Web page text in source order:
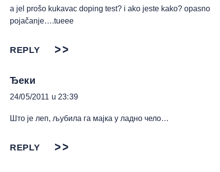
a jel prošo kukavac doping test? i ako jeste kako? opasno
pojačanje….tueee
REPLY
Ђеки
24/05/2011 u 23:39
Што је леп, љубила га мајка у ладно чело…
REPLY